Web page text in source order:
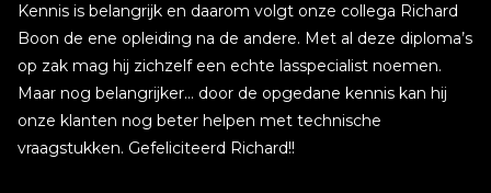
Kennis is belangrijk en daarom volgt onze collega Richard
Boon de ene opleiding na de andere. Met al deze diploma’s
op zak mag hij zichzelf een echte lasspecialist noemen.
Maar nog belangrijker… door de opgedane kennis kan hij
onze klanten nog beter helpen met technische
vraagstukken. Gefeliciteerd Richard!!